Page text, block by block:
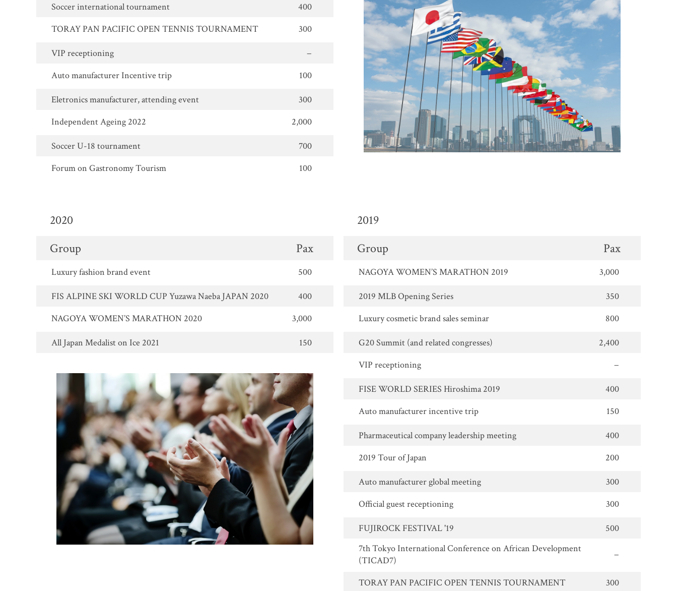
Soccer international tournament
400
TORAY PAN PACIFIC OPEN TENNIS TOURNAMENT
300
VIP receptioning
−
Auto manufacturer Incentive trip
100
Eletronics manufacturer, attending event
300
Independent Ageing 2022
2,000
Soccer U-18 tournament
700
Forum on Gastronomy Tourism
100
2020
Group
Pax
Luxury fashion brand event 500
FIS ALPINE SKI WORLD CUP Yuzawa Naeba JAPAN 2020
400
NAGOYA WOMEN’S MARATHON 2020
3,000
All Japan Medalist on Ice 2021 150
2019
Group
Pax
NAGOYA WOMEN’S MARATHON 2019 3,000
2019 MLB Opening Series
350
Luxury cosmetic brand sales seminar
800
G20 Summit (and related congresses)
2,400
VIP receptioning
−
FISE WORLD SERIES Hiroshima 2019
400
Auto manufacturer incentive trip
150
Pharmaceutical company leadership meeting
400
2019 Tour of Japan
200
Auto manufacturer global meeting
300
Official guest receptioning
300
FUJIROCK FESTIVAL '19
500
7th Tokyo International Conference on African Development
(TICAD7)
−
TORAY PAN PACIFIC OPEN TENNIS TOURNAMENT 300